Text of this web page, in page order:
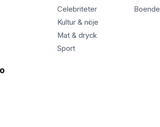
Celebriteter
Kultur & nöje
Mat & dryck
Sport
Boende